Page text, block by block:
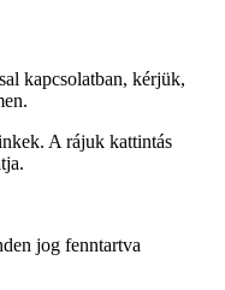
kapcsolatban, kérjük,
A rájuk kattintás
jog fenntartva